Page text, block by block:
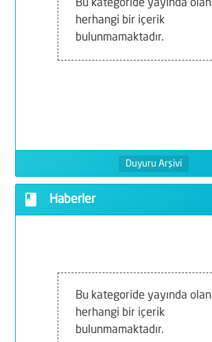
Bu kategoride yayında olan
herhangi bir içerik
bulunmamaktadır.
Duyuru Arşivi
book Haberler
Bu kategoride yayında olan
herhangi bir içerik
bulunmamaktadır.